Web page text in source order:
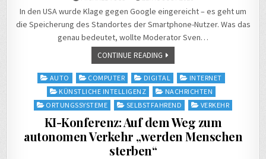
In den USA wurde Klage gegen Google eingereicht – es geht um
die Speicherung des Standortes der Smartphone-Nutzer. Was das
genau bedeutet, wollte Moderator Sven…
CONTINUE READING
Posted
AUTO COMPUTER DIGITAL
INTERNET
KÜNSTLICHE INTELLIGENZ
NACHRICHTEN
ORTUNGSSYSTEME
SELBSTFAHREND VERKEHR
KI-Konferenz: Auf dem Weg zum
autonomen Verkehr „werden Menschen
sterben“